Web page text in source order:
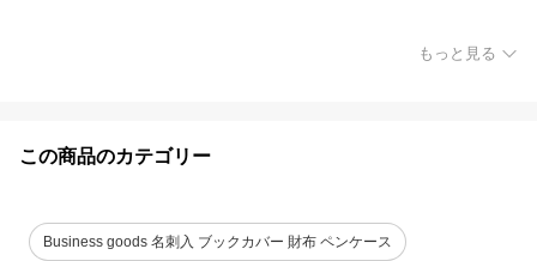
もっと見る
この商品のカテゴリー
Business goods 名刺入 ブックカバー 財布 ペンケース